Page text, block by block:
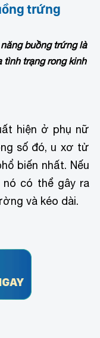
trứng
buồng trứng là
tình trạng rong kinh
hiện ở phụ nữ
số đó, u xơ tử
biến nhất. Nếu
có thể gây ra
và kéo dài.